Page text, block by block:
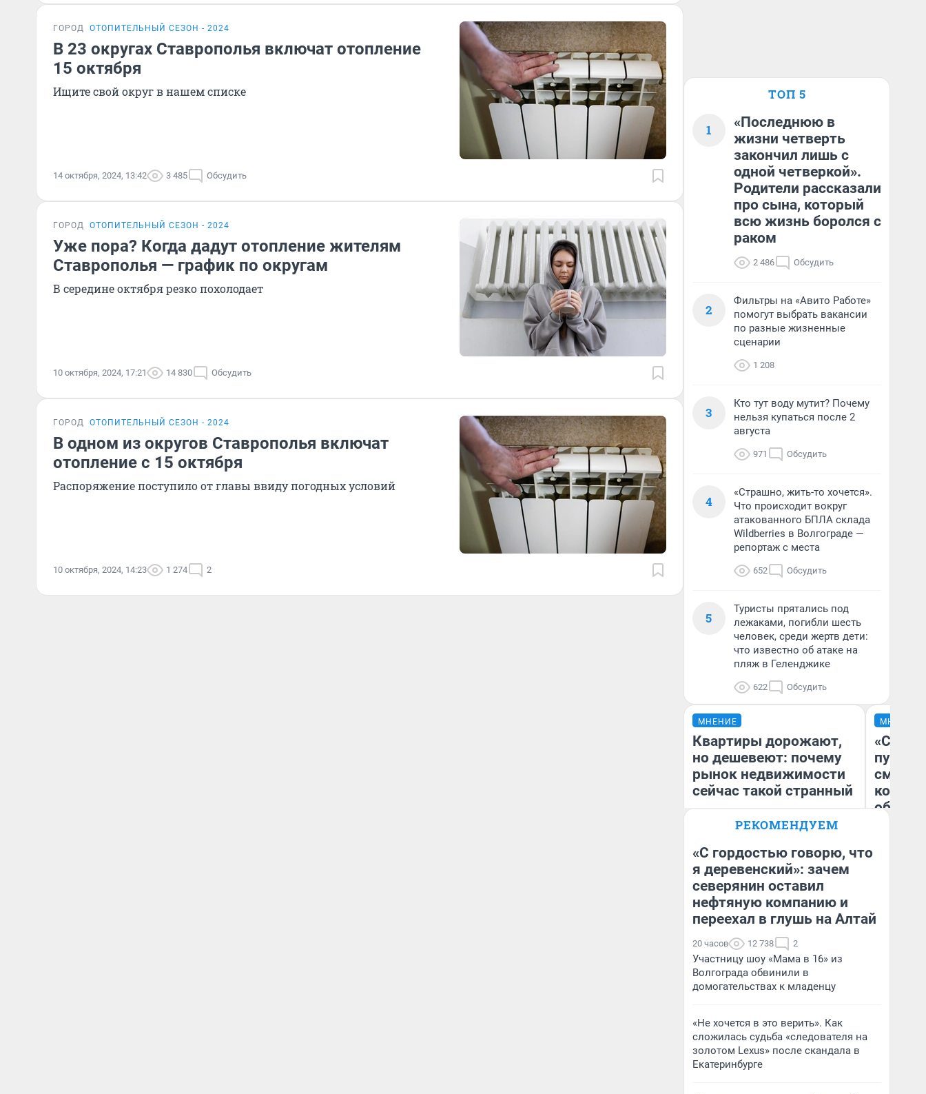
ГОРОД ОТОПИТЕЛЬНЫЙ СЕЗОН - 2024
В 23 округах Ставрополья включат отопление
15 октября
Ищите свой округ в нашем списке
14 октября, 2024, 13:42 3 485 Обсудить
ГОРОД ОТОПИТЕЛЬНЫЙ СЕЗОН - 2024
Уже пора? Когда дадут отопление жителям
Ставрополья — график по округам
В середине октября резко похолодает
10 октября, 2024, 17:21 14 830 Обсудить
ГОРОД ОТОПИТЕЛЬНЫЙ СЕЗОН - 2024
В одном из округов Ставрополья включат
отопление с 15 октября
Распоряжение поступило от главы ввиду погодных условий
10 октября, 2024, 14:23 1 274 2
ТОП 5
1
«Последнюю в
жизни четверть
закончил лишь с
одной четверкой».
Родители рассказали
про сына, который
всю жизнь боролся с
раком
2 486 Обсудить
2
Фильтры на «Авито Работе»
помогут выбрать вакансии
по разные жизненные
сценарии
1 208
3
Кто тут воду мутит? Почему
нельзя купаться после 2
августа
971 Обсудить
4
«Страшно, жить-то хочется».
Что происходит вокруг
атакованного БПЛА склада
Wildberries в Волгограде —
репортаж с места
652 Обсудить
5
Туристы прятались под
лежаками, погибли шесть
человек, среди жертв дети:
что известно об атаке на
пляж в Геленджике
622 Обсудить
МНЕНИЕ
Квартиры дорожают,
но дешевеют: почему
рынок недвижимости
сейчас такой странный
Екатерина Торопова
директор агентства
недвижимости
МНЕНИЕ
РЕКОМЕНДУЕМ
«С гордостью говорю, что
я деревенский»: зачем
северянин оставил
нефтяную компанию и
переехал в глушь на Алтай
20 часов 12 738 2
Участницу шоу «Мама в 16» из
Волгограда обвинили в
домогательствах к младенцу
«Не хочется в это верить». Как
сложилась судьба «следователя на
золотом Lexus» после скандала в
Екатеринбурге